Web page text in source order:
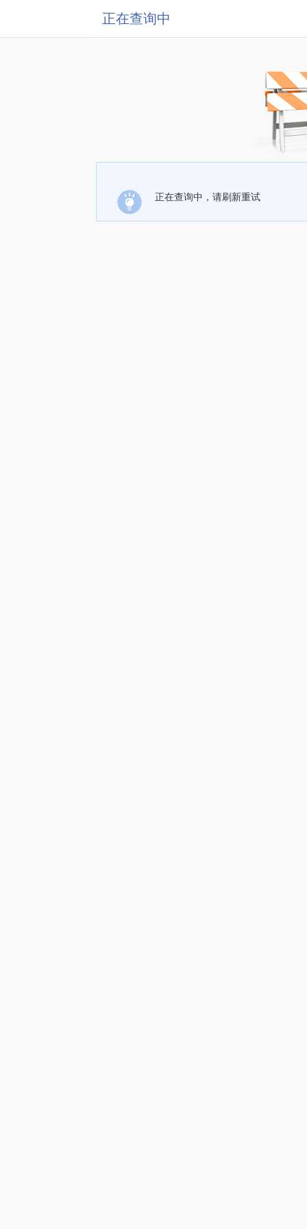
正在查询中
正在查询中，请刷新重试